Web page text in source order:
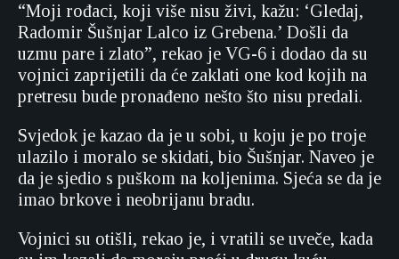
“Moji rođaci, koji više nisu živi, kažu: ‘Gledaj,
Radomir Šušnjar Lalco iz Grebena.’ Došli da
uzmu pare i zlato”, rekao je VG-6 i dodao da su
vojnici zaprijetili da će zaklati one kod kojih na
pretresu bude pronađeno nešto što nisu predali.
Svjedok je kazao da je u sobi, u koju je po troje
ulazilo i moralo se skidati, bio Šušnjar. Naveo je
da je sjedio s puškom na koljenima. Sjeća se da je
imao brkove i neobrijanu bradu.
Vojnici su otišli, rekao je, i vratili se uveče, kada